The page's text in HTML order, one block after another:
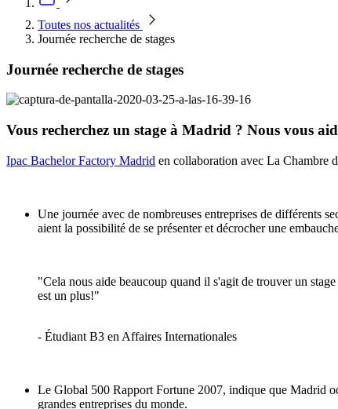
Toutes nos actualités
Journée recherche de stages
Journée recherche de stages
Vous recherchez un stage à Madrid ? Nous vous
Ipac Bachelor Factory Madrid en collaboration avec La Chambre
Une journée avec de nombreuses entreprises de différents
aient la possibilité de se présenter et décrocher une
"Cela nous aide beaucoup quand il s'agit de trouver un
est un plus!"
- Étudiant B3 en Affaires Internationales
Le Global 500 Rapport Fortune 2007, indique que Madrid
grandes entreprises du monde.